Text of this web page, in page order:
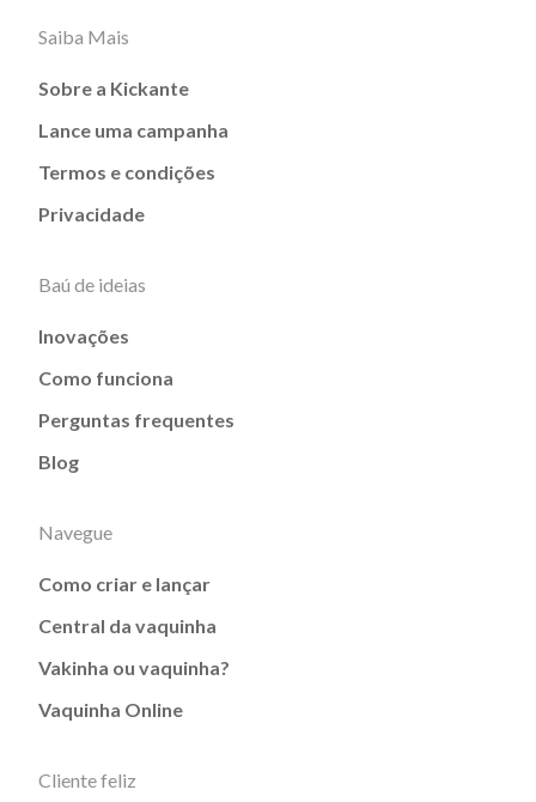
Saiba Mais
Sobre a Kickante
Lance uma campanha
Termos e condições
Privacidade
Baú de ideias
Inovações
Como funciona
Perguntas frequentes
Blog
Navegue
Como criar e lançar
Central da vaquinha
Vakinha ou vaquinha?
Vaquinha Online
Cliente feliz